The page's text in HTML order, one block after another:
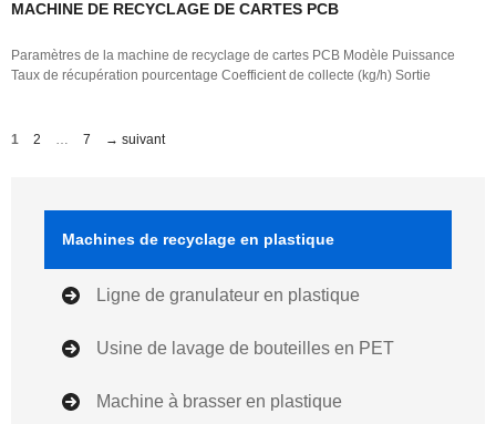
MACHINE DE RECYCLAGE DE CARTES PCB
Paramètres de la machine de recyclage de cartes PCB Modèle Puissance
Taux de récupération pourcentage Coefficient de collecte (kg/h) Sortie
Page
1 Page
2 Page
7 → suivant
Machines de recyclage en plastique
Ligne de granulateur en plastique
Usine de lavage de bouteilles en PET
Machine à brasser en plastique